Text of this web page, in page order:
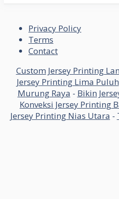
Privacy Policy
Terms
Contact
Custom Jersey Printing
Jersey Printing Lima Puluh
Murung Raya - Bikin
Konveksi Jersey Printing
Jersey Printing Nias Utara -